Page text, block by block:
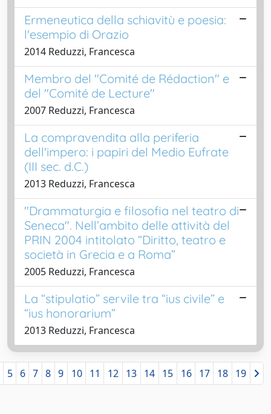
Ermeneutica della schiavitù e poesia:
l'esempio di Orazio
2014 Reduzzi, Francesca
Membro del "Comité de Rédaction" e
del "Comité de Lecture"
2007 Reduzzi, Francesca
La compravendita alla periferia
dell'impero: i papiri del Medio Eufrate
(III sec. d.C.)
2013 Reduzzi, Francesca
"Drammaturgia e filosofia nel teatro di
Seneca". Nell’ambito delle attività del
PRIN 2004 intitolato “Diritto, teatro e
società in Grecia e a Roma”
2005 Reduzzi, Francesca
La “stipulatio” servile tra “ius civile” e
“ius honorarium”
2013 Reduzzi, Francesca
5 6 7 8 9 10 11 12 13 14 15 16 17 18 19